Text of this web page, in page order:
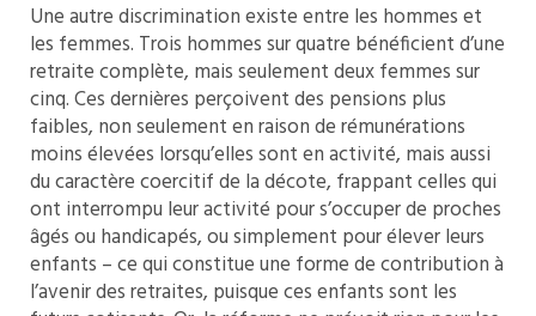
Une autre discrimination existe entre les hommes et
les femmes. Trois hommes sur quatre bénéficient d’une
retraite complète, mais seulement deux femmes sur
cinq. Ces dernières perçoivent des pensions plus
faibles, non seulement en raison de rémunérations
moins élevées lorsqu’elles sont en activité, mais aussi
du caractère coercitif de la décote, frappant celles qui
ont interrompu leur activité pour s’occuper de proches
âgés ou handicapés, ou simplement pour élever leurs
enfants – ce qui constitue une forme de contribution à
l’avenir des retraites, puisque ces enfants sont les